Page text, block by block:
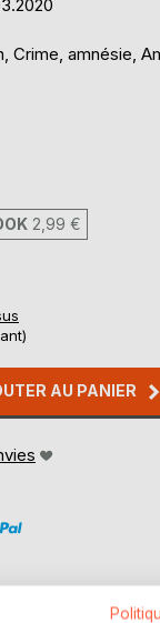
Crime, amnésie,
2,99 €
AU PANIER